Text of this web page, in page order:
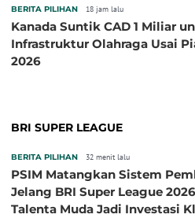
BERITA PILIHAN 18 jam lalu
Kanada Suntik CAD 1 Miliar
Infrastruktur Olahraga Usai
2026
BRI SUPER LEAGUE
BERITA PILIHAN 32 menit lalu
PSIM Matangkan Sistem
Jelang BRI Super League
Talenta Muda Jadi Investasi